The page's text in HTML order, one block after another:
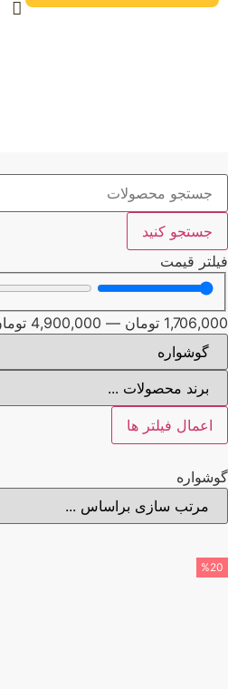
جستجو کنید
قیمت
تومان—
4,900,000تومان
اعمال فیلتر ها